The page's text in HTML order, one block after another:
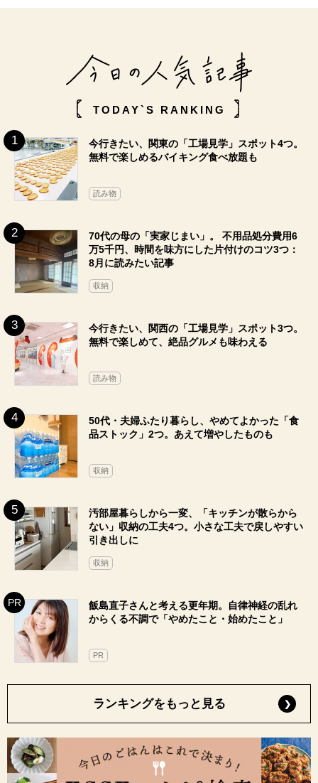
TODAY`S RANKING
今行きたい、関東の「工場見学」スポット4つ。
無料で楽しめるバイキング食べ放題も
読み物
70代の母の「実家じまい」。 不用品処分費用6
万5千円、時間を味方にした片付けのコツ3つ：
8月に読みたい記事
収納
今行きたい、関西の「工場見学」スポット3つ。
無料で楽しめて、絶品グルメも味わえる
読み物
50代・夫婦ふたり暮らし、やめてよかった「食
品ストック」2つ。あえて増やしたものも
収納
汚部屋暮らしから一変、「キッチンが散らから
ない」収納の工夫4つ。小さな工夫で戻しやすい
引き出しに
収納
飯島直子さんと考える更年期。自律神経の乱れ
からくる不調で「やめたこと・始めたこと」
PR
ランキングをもっと見る